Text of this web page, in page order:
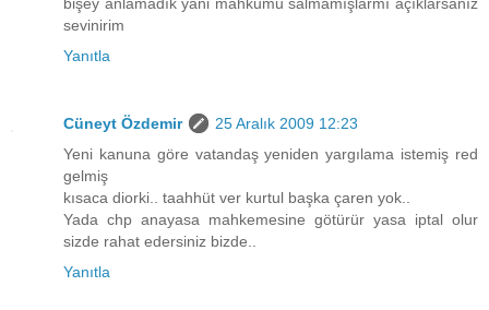
bişey anlamadık yani mahkumu salmamışlarmı açıklarsanız
sevinirim
Yanıtla
Cüneyt Özdemir
25 Aralık 2009 12:23
Yeni kanuna göre vatandaş yeniden yargılama istemiş red
gelmiş
kısaca diorki.. taahhüt ver kurtul başka çaren yok..
Yada chp anayasa mahkemesine götürür yasa iptal olur
sizde rahat edersiniz bizde..
Yanıtla